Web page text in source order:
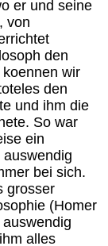
er und seine
von
den
wir
den
und ihm die
So war
ein
bei sich.
grosser
(Homer
alles